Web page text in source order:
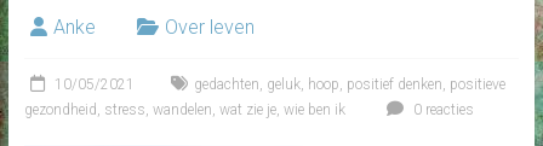
Anke Over leven
10/05/2021 gedachten geluk, hoop positief denken positieve
gezondheid
stress wandelen wat zie je, wie ben ik 0 reacties